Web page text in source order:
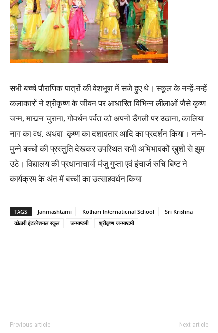
सभी बच्चे पौराणिक पात्रों की वेशभूषा में सजे हुए थे। स्कूल के नन्हें-नन्हें
कलाकारों ने श्रीकृष्ण के जीवन पर आधारित विभिन्न लीलाओं जैसे कृष्ण
जन्म, माखन चुराना, गोवर्धन पर्वत को अपनी उँगली पर उठाना, कालिया
नाग का वध, अथवा कृष्ण का दशावतार आदि का प्रदर्शन किया। नन्ने-
मुन्ने बच्चों की प्रस्तुति देखकर उपस्थित सभी अभिभावकों ख़ुशी से झूम
उठे। विद्यालय की प्रधानाचार्या मंजु गुप्ता एवं इंचार्ज रुचि बिष्ट ने
कार्यक्रम के अंत में बच्चों का उत्साहवर्धन किया।
TAGS Janmashtami Kothari International School
Sri Krishna
कोठारी इंटरनेशनल स्कूल
जन्माष्टमी श्रीकृष्ण जन्माष्टमी
Previous article Next article